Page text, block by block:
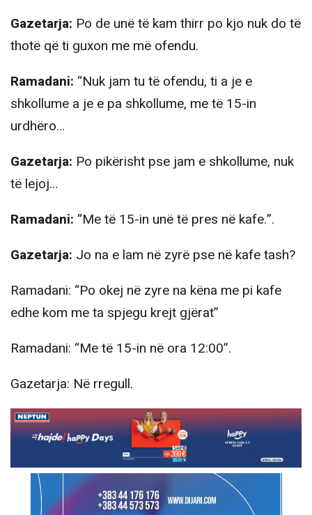
Gazetarja: Po de unë të kam thirr po kjo nuk do të
thotë që ti guxon me më ofendu.
Ramadani: “Nuk jam tu të ofendu, ti a je e
shkollume a je e pa shkollume, me të 15-in
urdhëro…
Gazetarja: Po pikërisht pse jam e shkollume, nuk
të lejoj…
Ramadani: “Me të 15-in unë të pres në kafe.”.
Gazetarja: Jo na e lam në zyrë pse në kafe tash?
Ramadani: “Po okej në zyre na këna me pi kafe
edhe kom me ta spjegu krejt gjërat”
Ramadani: “Me të 15-in në ora 12:00”.
Gazetarja: Në rregull.